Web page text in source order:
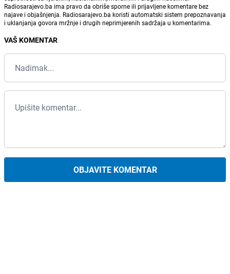
Radiosarajevo.ba ima pravo da obriše sporne ili prijavljene komentare bez
najave i objašnjenja. Radiosarajevo.ba koristi automatski sistem prepoznavanja
i uklanjanja govora mržnje i drugih neprimjerenih sadržaja u komentarima.
VAŠ KOMENTAR
OBJAVITE KOMENTAR